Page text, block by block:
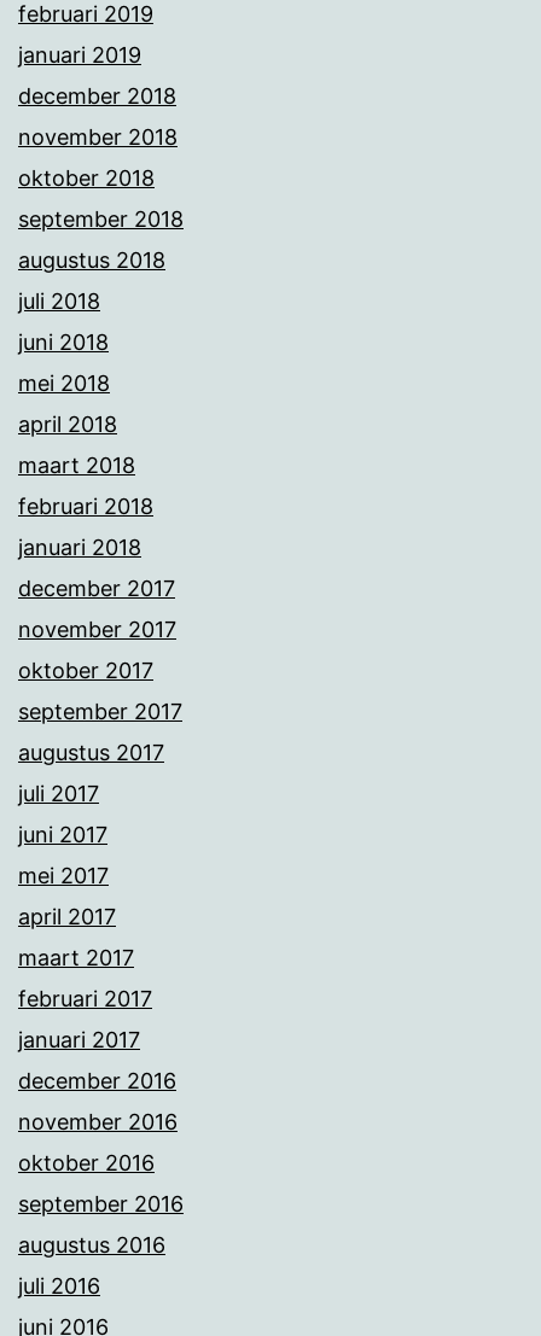
februari 2019
januari 2019
december 2018
november 2018
oktober 2018
september 2018
augustus 2018
juli 2018
juni 2018
mei 2018
april 2018
maart 2018
februari 2018
januari 2018
december 2017
november 2017
oktober 2017
september 2017
augustus 2017
juli 2017
juni 2017
mei 2017
april 2017
maart 2017
februari 2017
januari 2017
december 2016
november 2016
oktober 2016
september 2016
augustus 2016
juli 2016
juni 2016